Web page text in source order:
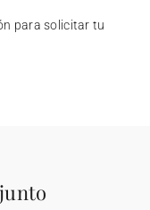
para solicitar tu